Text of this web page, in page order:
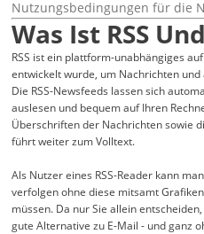
Nutzungsbedingungen für die
Was Ist RSS
RSS ist ein plattform-unabhängiges
entwickelt wurde, um Nachrichten
Die RSS-Newsfeeds lassen sich
auslesen und bequem auf Ihren
Überschriften der Nachrichten sowie
führt weiter zum Volltext.
Als Nutzer eines RSS-Reader kann
verfolgen ohne diese mitsamt
müssen. Da nur Sie allein
gute Alternative zu E-Mail - und ganz